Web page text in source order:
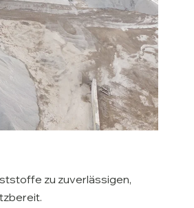
zu zuverlässigen,